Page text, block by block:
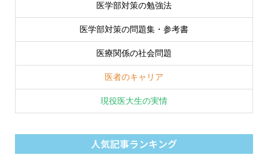
医学部対策の勉強法
医学部対策の問題集・参考書
医療関係の社会問題
医者のキャリア
現役医大生の実情
人気記事ランキング